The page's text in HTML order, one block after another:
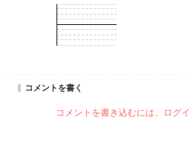
コメントを書く
コメントを書き込むには、ログイ